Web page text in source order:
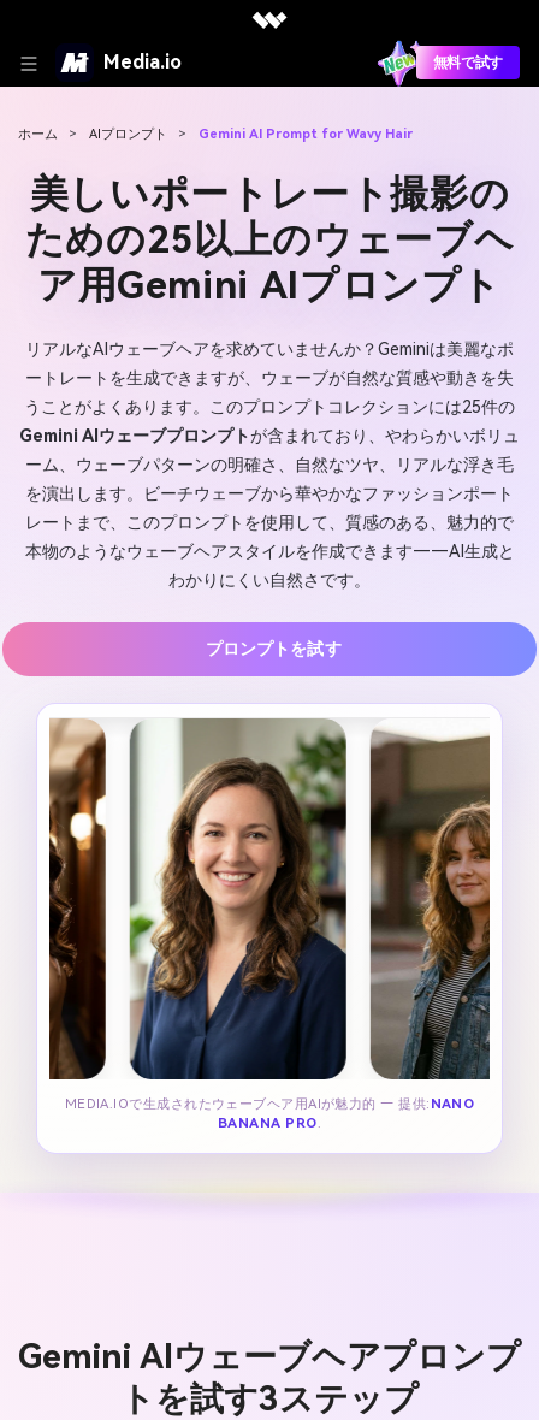
Media.io 無料で試す
ホーム > AIプロンプト > Gemini AI Prompt for Wavy Hair
美しいポートレート撮影の
ための25以上のウェーブヘ
ア用Gemini AIプロンプト
リアルなAIウェーブヘアを求めていませんか？Geminiは美麗なポ
ートレートを生成できますが、ウェーブが自然な質感や動きを失
うことがよくあります。このプロンプトコレクションには25件の
Gemini AIウェーブプロンプトが含まれており、やわらかいボリュ
ーム、ウェーブパターンの明確さ、自然なツヤ、リアルな浮き毛
を演出します。ビーチウェーブから華やかなファッションポート
レートまで、このプロンプトを使用して、質感のある、魅力的で
本物のようなウェーブヘアスタイルを作成できます——AI生成と
わかりにくい自然さです。
プロンプトを試す
MEDIA.IOで生成されたウェーブヘア用AIが魅力的 — 提供: NANO
BANANA PRO.
Gemini AIウェーブヘアプロンプ
トを試す3ステップ